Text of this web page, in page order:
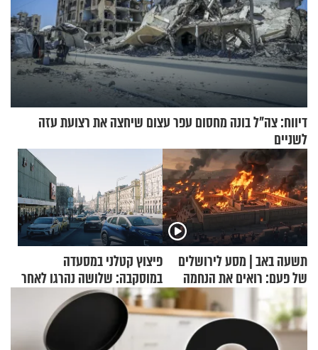
דיווח: צה"ל בונה מחסום עפר עצום שיחצה את רצועת עזה
לשניים
תשעה באב | מסע לירושלים
של פעם: רואים את הנחמה
פיצוץ קטלני במסעדה
במוסקבה: שלושה נהרגו לאחר
שמטען שנשאה אישה התפוצץ